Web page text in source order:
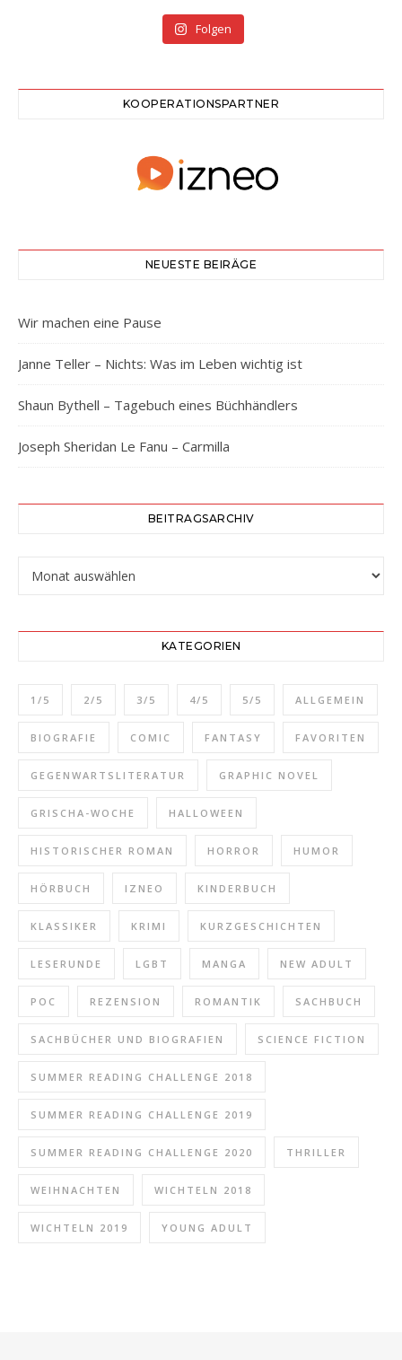
Folgen
KOOPERATIONSPARTNER
NEUESTE BEIRÄGE
Wir machen eine Pause
Janne Teller – Nichts: Was im Leben wichtig ist
Shaun Bythell – Tagebuch eines Büchhändlers
Joseph Sheridan Le Fanu – Carmilla
BEITRAGSARCHIV
KATEGORIEN
1/5 2/5 3/5 4/5 5/5 ALLGEMEIN
BIOGRAFIE COMIC FANTASY FAVORITEN
GEGENWARTSLITERATUR GRAPHIC NOVEL
GRISCHA-WOCHE HALLOWEEN
HISTORISCHER ROMAN HORROR HUMOR
HÖRBUCH IZNEO KINDERBUCH
KLASSIKER KRIMI KURZGESCHICHTEN
LESERUNDE LGBT MANGA NEW ADULT
POC REZENSION ROMANTIK SACHBUCH
SACHBÜCHER UND BIOGRAFIEN SCIENCE FICTION
SUMMER READING CHALLENGE 2018
SUMMER READING CHALLENGE 2019
SUMMER READING CHALLENGE 2020 THRILLER
WEIHNACHTEN WICHTELN 2018
WICHTELN 2019 YOUNG ADULT